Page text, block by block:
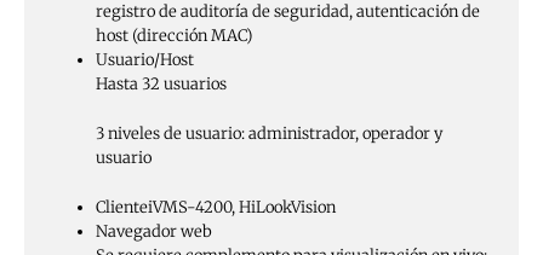
registro de auditoría de seguridad, autenticación de
host (dirección MAC)
Usuario/Host
Hasta 32 usuarios
3 niveles de usuario: administrador, operador y
usuario
ClienteiVMS-4200, HiLookVision
Navegador web